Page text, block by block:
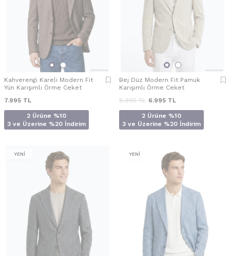
Kahverengi Kareli Modern Fit
Yün Karışımlı Örme Ceket
7.995 TL
2 Ürüne %10
3 ve Üzerine %20 İndirim
Bej Düz Modern Fit Pamuk
Karışımlı Örme Ceket
8.995TL 6.995 TL
2 Ürüne %10
3 ve Üzerine %20 İndirim
YENİ YENİ